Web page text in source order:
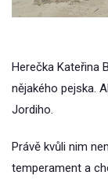
Herečka Kateřina
nějakého pejska.
Jordiho.
Právě kvůli nim
temperament a